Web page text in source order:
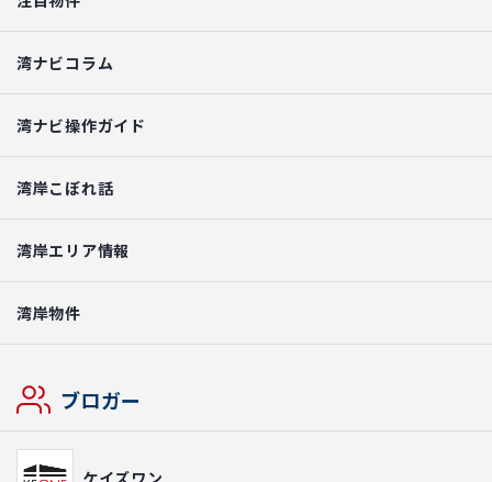
湾ナビコラム
湾ナビ操作ガイド
湾岸こぼれ話
湾岸エリア情報
湾岸物件
ブロガー
ケイズワン